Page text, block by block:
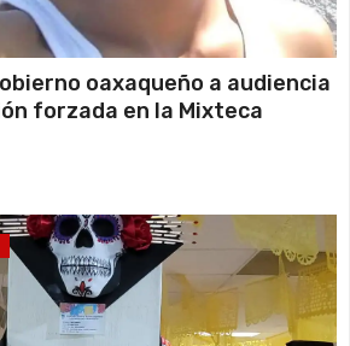
oaxaqueño a audiencia
forzada en la Mixteca